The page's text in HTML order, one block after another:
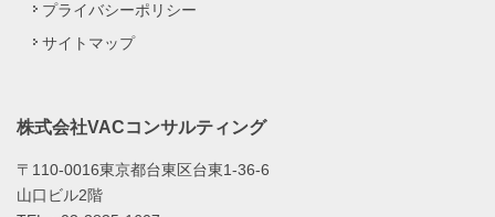
プライバシーポリシー
サイトマップ
株式会社VACコンサルティング
〒110-0016東京都台東区台東1-36-6
山口ビル2階